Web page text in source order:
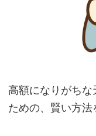
高額になりがち
ための、賢い方法